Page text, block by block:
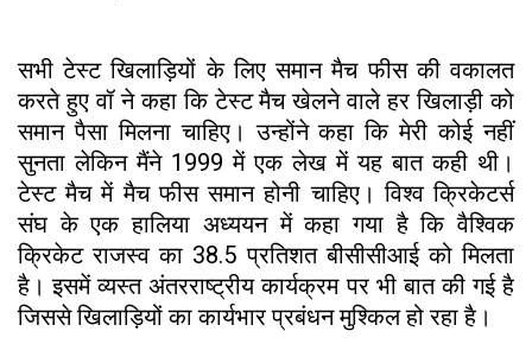
सभी टेस्ट खिलाड़ियों के लिए समान मैच फीस की वकालत
करते हुए वॉ ने कहा कि टेस्ट मैच खेलने वाले हर खिलाड़ी को
समान पैसा मिलना चाहिए। उन्होंने कहा कि मेरी कोई नहीं
सुनता लेकिन मैंने 1999 में एक लेख में यह बात कही थी।
टेस्ट मैच में मैच फीस समान होनी चाहिए। विश्व क्रिकेटर्स
संघ के एक हालिया अध्ययन में कहा गया है कि वैश्विक
क्रिकेट राजस्व का 38.5 प्रतिशत बीसीसीआई को मिलता
है। इसमें व्यस्त अंतरराष्ट्रीय कार्यक्रम पर भी बात की गई है
जिससे खिलाड़ियों का कार्यभार प्रबंधन मुश्किल हो रहा है।